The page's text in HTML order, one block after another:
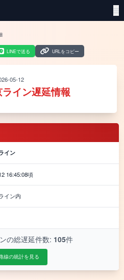
LINEで送る URLをコピー
05-12
イン遅延情報
イン
16:45:08頃
イン内
の総遅延件数: 105件
線の統計を見る